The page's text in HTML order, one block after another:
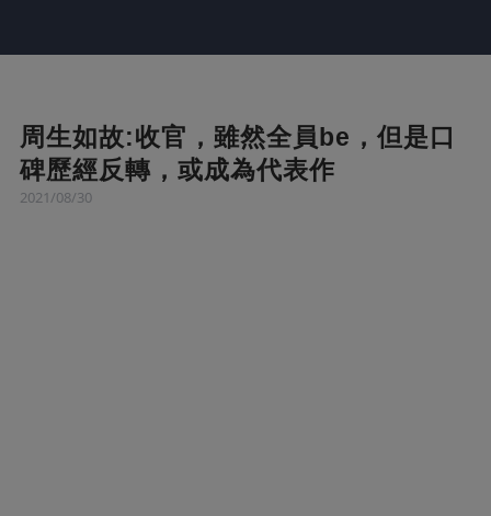
周生如故:收官，雖然全員be，但是口
碑歷經反轉，或成為代表作
2021/08/30